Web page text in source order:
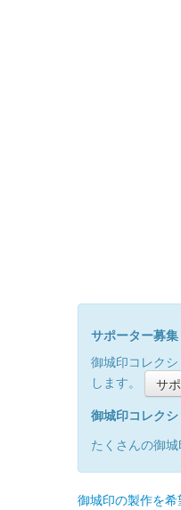
サポーター募集
御城印コレク
します。
サ
御城印コレク
たくさんの御
御城印の製作を希